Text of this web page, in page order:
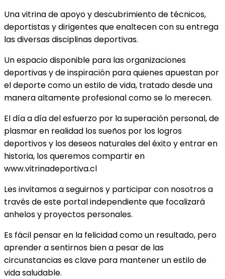
Una vitrina de apoyo y descubrimiento de técnicos,
deportistas y dirigentes que enaltecen con su entrega
las diversas disciplinas deportivas.
Un espacio disponible para las organizaciones
deportivas y de inspiración para quienes apuestan por
el deporte como un estilo de vida, tratado desde una
manera altamente profesional como se lo merecen.
El día a día del esfuerzo por la superación personal, de
plasmar en realidad los sueños por los logros
deportivos y los deseos naturales del éxito y entrar en
historia, los queremos compartir en
www.vitrinadeportiva.cl
Les invitamos a seguirnos y participar con nosotros a
través de este portal independiente que focalizará
anhelos y proyectos personales.
Es fácil pensar en la felicidad como un resultado, pero
aprender a sentirnos bien a pesar de las
circunstancias es clave para mantener un estilo de
vida saludable.